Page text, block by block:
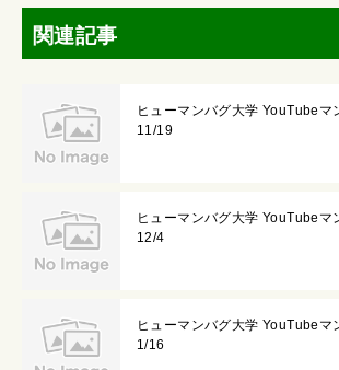
関連記事
ヒューマンバグ大学 YouTubeマ
11/19
ヒューマンバグ大学 YouTubeマ
12/4
ヒューマンバグ大学 YouTubeマ
1/16